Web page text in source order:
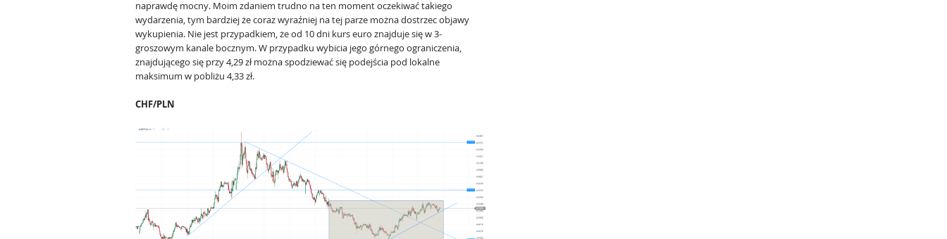
naprawdę mocny. Moim zdaniem trudno na ten moment oczekiwać takiego
wydarzenia, tym bardziej że coraz wyraźniej na tej parze można dostrzec objawy
wykupienia. Nie jest przypadkiem, że od 10 dni kurs euro znajduje się w 3-
groszowym kanale bocznym. W przypadku wybicia jego górnego ograniczenia,
znajdującego się przy 4,29 zł można spodziewać się podejścia pod lokalne
maksimum w pobliżu 4,33 zł.
CHF/PLN